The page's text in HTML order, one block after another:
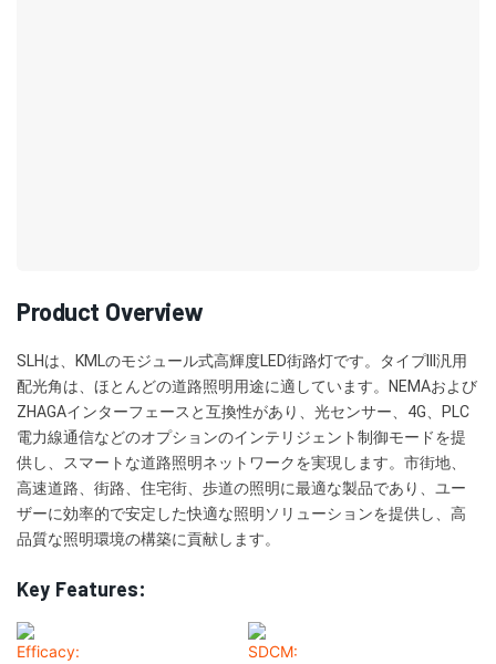
Product Overview
SLHは、KMLのモジュール式高輝度LED街路灯です。タイプIII汎用
配光角は、ほとんどの道路照明用途に適しています。NEMAおよび
ZHAGAインターフェースと互換性があり、光センサー、4G、PLC
電力線通信などのオプションのインテリジェント制御モードを提
供し、スマートな道路照明ネットワークを実現します。市街地、
高速道路、街路、住宅街、歩道の照明に最適な製品であり、ユー
ザーに効率的で安定した快適な照明ソリューションを提供し、高
品質な照明環境の構築に貢献します。
Key Features: